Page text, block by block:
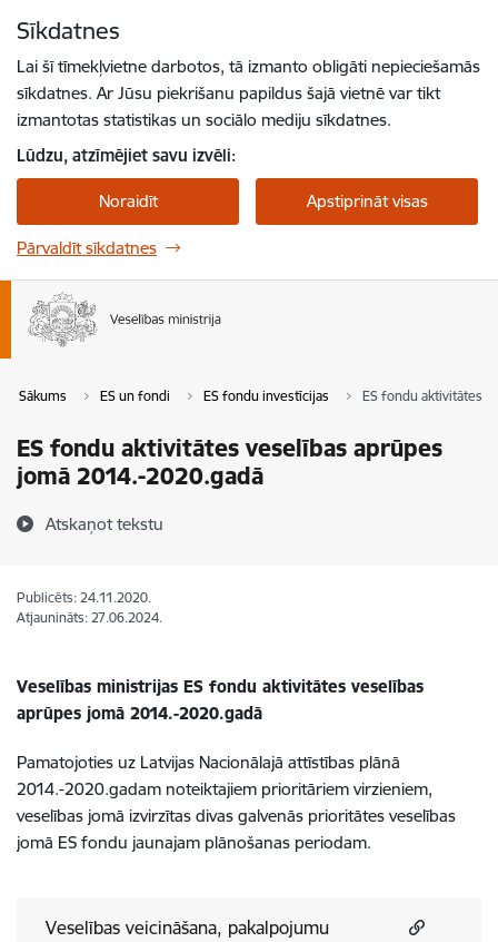
Sīkdatnes
Lai šī tīmekļvietne darbotos, tā izmanto obligāti nepieciešamās
sīkdatnes. Ar Jūsu piekrišanu papildus šajā vietnē var tikt
izmantotas statistikas un sociālo mediju sīkdatnes.
Lūdzu, atzīmējiet savu izvēli:
Noraidīt Apstiprināt visas
Pārvaldīt sīkdatnes
Sākums ES un fondi ES fondu investīcijas ES fondu aktivitātes
ES fondu aktivitātes veselības aprūpes
jomā 2014.-2020.gadā
Atskaņot tekstu
Publicēts: 24.11.2020.
Atjaunināts: 27.06.2024.
Veselības ministrijas ES fondu aktivitātes veselības
aprūpes jomā 2014.-2020.gadā
Pamatojoties uz Latvijas Nacionālajā attīstības plānā
2014.-2020.gadam noteiktajiem prioritāriem virzieniem,
veselības jomā izvirzītas divas galvenās prioritātes veselības
jomā ES fondu jaunajam plānošanas periodam.
Veselības veicināšana, pakalpojumu